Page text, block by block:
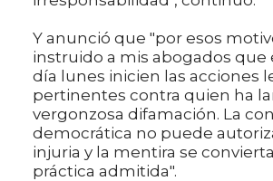
Y anunció que "por esos
instruido a mis abogados que
día lunes inicien las acciones
pertinentes contra quien ha
vergonzosa difamación. La
democrática no puede
injuria y la mentira se
práctica admitida".